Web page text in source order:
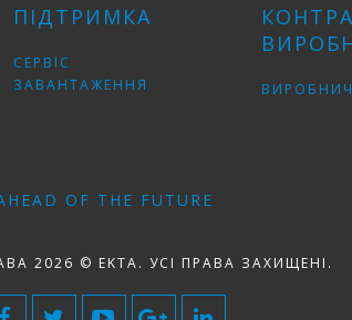
ПІДТРИМКА
СЕРВІС
ЗАВАНТАЖЕННЯ
OF THE FUTURE
2026 © EKTA. УСІ ПРАВА ЗАХИЩЕНІ.